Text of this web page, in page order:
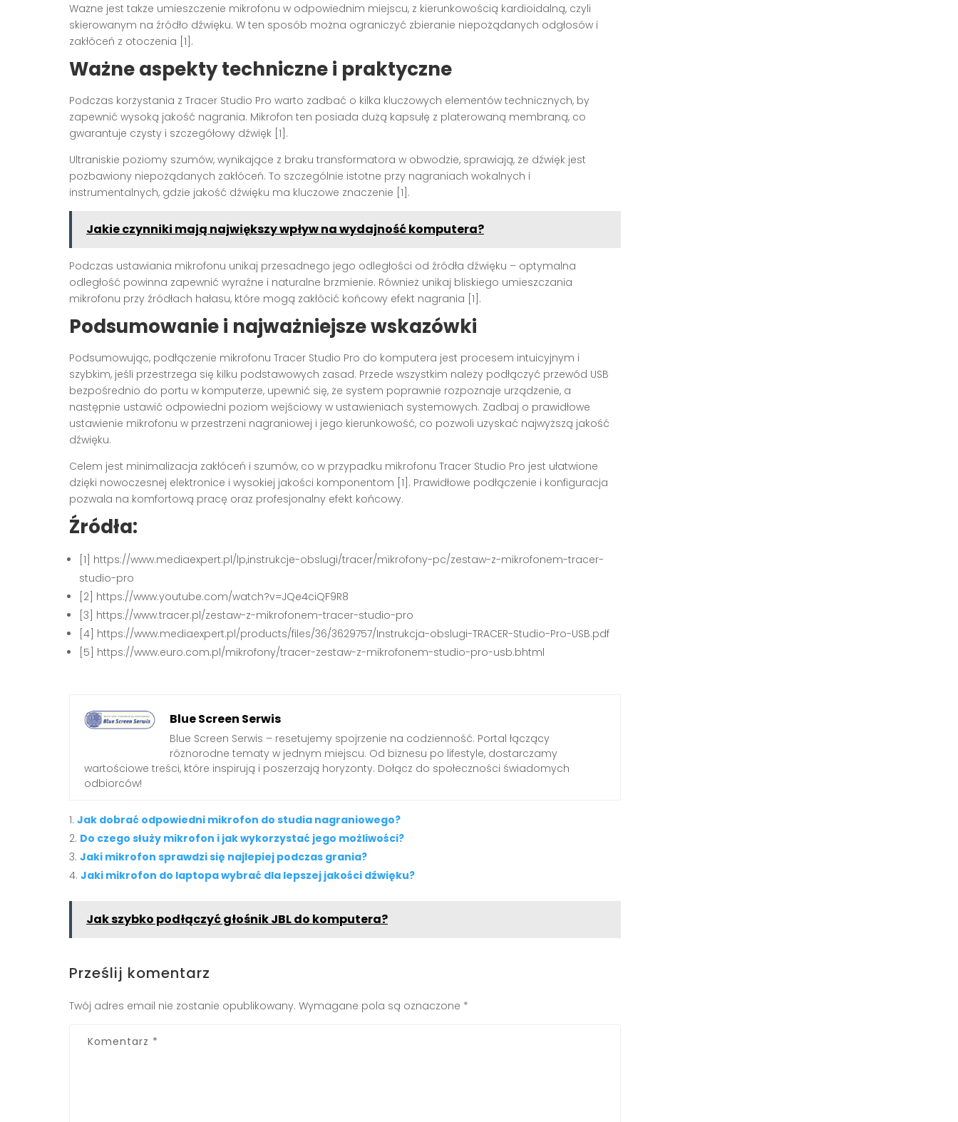
Ważne jest także umieszczenie mikrofonu w odpowiednim miejscu, z kierunkowością kardioidalną, czyli
skierowanym na źródło dźwięku. W ten sposób można ograniczyć zbieranie niepożądanych odgłosów i
zakłóceń z otoczenia [1].
Ważne aspekty techniczne i praktyczne
Podczas korzystania z Tracer Studio Pro warto zadbać o kilka kluczowych elementów technicznych, by
zapewnić wysoką jakość nagrania. Mikrofon ten posiada dużą kapsułę z platerowaną membraną, co
gwarantuje czysty i szczegółowy dźwięk [1].
Ultraniskie poziomy szumów, wynikające z braku transformatora w obwodzie, sprawiają, że dźwięk jest
pozbawiony niepożądanych zakłóceń. To szczególnie istotne przy nagraniach wokalnych i
instrumentalnych, gdzie jakość dźwięku ma kluczowe znaczenie [1].
Jakie czynniki mają największy wpływ na wydajność komputera?
Podczas ustawiania mikrofonu unikaj przesadnego jego odległości od źródła dźwięku – optymalna
odległość powinna zapewnić wyraźne i naturalne brzmienie. Również unikaj bliskiego umieszczania
mikrofonu przy źródłach hałasu, które mogą zakłócić końcowy efekt nagrania [1].
Podsumowanie i najważniejsze wskazówki
Podsumowując, podłączenie mikrofonu Tracer Studio Pro do komputera jest procesem intuicyjnym i
szybkim, jeśli przestrzega się kilku podstawowych zasad. Przede wszystkim należy podłączyć przewód USB
bezpośrednio do portu w komputerze, upewnić się, że system poprawnie rozpoznaje urządzenie, a
następnie ustawić odpowiedni poziom wejściowy w ustawieniach systemowych. Zadbaj o prawidłowe
ustawienie mikrofonu w przestrzeni nagraniowej i jego kierunkowość, co pozwoli uzyskać najwyższą jakość
dźwięku.
Celem jest minimalizacja zakłóceń i szumów, co w przypadku mikrofonu Tracer Studio Pro jest ułatwione
dzięki nowoczesnej elektronice i wysokiej jakości komponentom [1]. Prawidłowe podłączenie i konfiguracja
pozwala na komfortową pracę oraz profesjonalny efekt końcowy.
Źródła:
[1] https://www.mediaexpert.pl/lp,instrukcje-obslugi/tracer/mikrofony-pc/zestaw-z-mikrofonem-tracer-
studio-pro
[2] https://www.youtube.com/watch?v=JQe4ciQF9R8
[3] https://www.tracer.pl/zestaw-z-mikrofonem-tracer-studio-pro
[4] https://www.mediaexpert.pl/products/files/36/3629757/Instrukcja-obslugi-TRACER-Studio-Pro-USB.pdf
[5] https://www.euro.com.pl/mikrofony/tracer-zestaw-z-mikrofonem-studio-pro-usb.bhtml
Blue Screen Serwis
Blue Screen Serwis – resetujemy spojrzenie na codzienność. Portal łączący
różnorodne tematy w jednym miejscu. Od biznesu po lifestyle, dostarczamy
wartościowe treści, które inspirują i poszerzają horyzonty. Dołącz do społeczności świadomych
odbiorców!
Jak dobrać odpowiedni mikrofon do studia nagraniowego?
Do czego służy mikrofon i jak wykorzystać jego możliwości?
Jaki mikrofon sprawdzi się najlepiej podczas grania?
Jaki mikrofon do laptopa wybrać dla lepszej jakości dźwięku?
Jak szybko podłączyć głośnik JBL do komputera?
Prześlij komentarz
Twój adres email nie zostanie opublikowany. Wymagane pola są oznaczone *